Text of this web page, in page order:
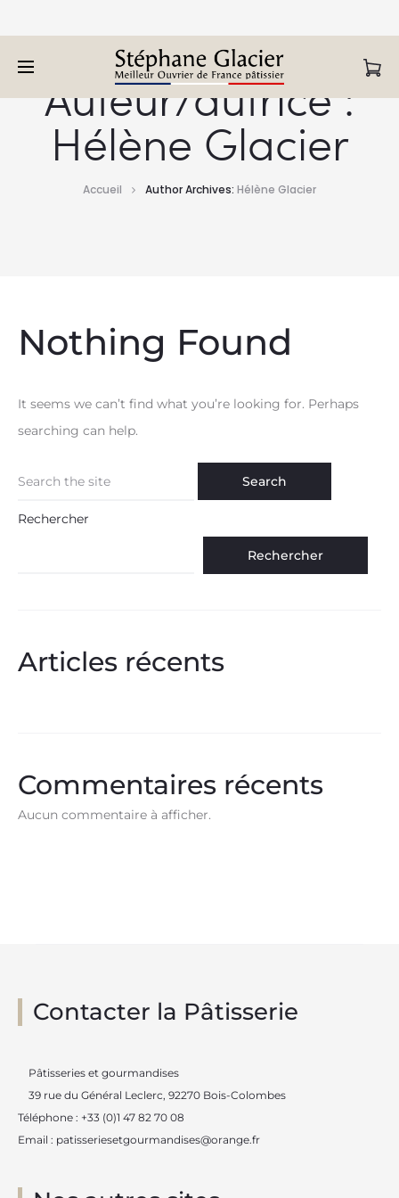
retrouvez tous nos produits.
Auteur/autrice :
Hélène Glacier
Accueil Author Archives: Hélène Glacier
Nothing Found
It seems we can’t find what you’re looking for. Perhaps
searching can help.
Search
Rechercher
Rechercher
Articles récents
Commentaires récents
Aucun commentaire à afficher.
Contacter la Pâtisserie
Pâtisseries et gourmandises
39 rue du Général Leclerc, 92270 Bois-Colombes
Téléphone : +33 (0)1 47 82 70 08
Email : patisseriesetgourmandises@orange.fr